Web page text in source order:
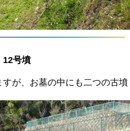
号墳
が、お墓の中にも二つの古墳